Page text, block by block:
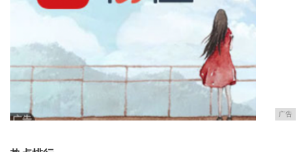
广告